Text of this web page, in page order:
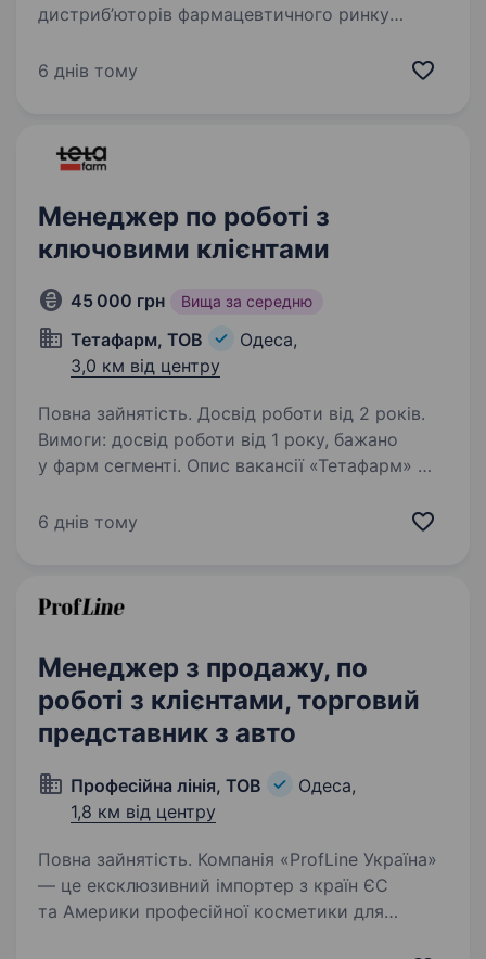
дистриб’юторів фармацевтичного ринку
іншими медичними установами. Наразі
навички…
6 днів тому
Менеджер по роботі з
ключовими клієнтами
45 000 грн Вища за середню
Тетафарм, ТОВ
Одеса,
3,0 км від центру
Повна зайнятість. Досвід роботи від 2 років.
Вимоги: досвід роботи від 1 року, бажано
у фарм сегменті. Опис вакансії «Тетафарм» —
медичного призначення. Займаючи, згідно
6 днів тому
Менеджер з продажу, по
роботі з клієнтами, торговий
представник з авто
Професійна лінія, ТОВ
Одеса,
1,8 км від центру
Повна зайнятість. Компанія «ProfLine Україна»
— це ексклюзивний імпортер з країн ЄС
та Америки професійної косметики для